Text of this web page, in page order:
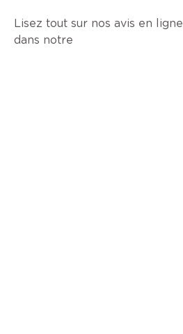
Lisez tout sur nos avis en ligne
dans notre